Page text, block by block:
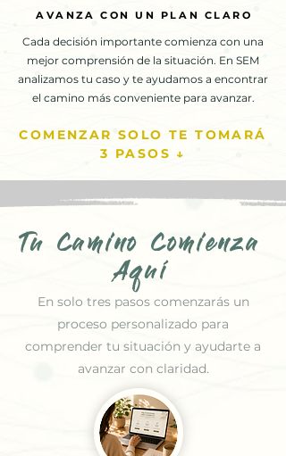
AVANZA CON UN PLAN CLARO
AVANZA CON UN PLAN CLARO
Cada decisión importante comienza con una
mejor comprensión de la situación. En SEM
analizamos tu caso y te ayudamos a encontrar
el camino más conveniente para avanzar.
COMENZAR SOLO TE TOMARÁ
3 PASOS ↓
Tu Camino Comienza
Aquí
En solo tres pasos comenzarás un
proceso personalizado para
comprender tu situación y ayudarte a
avanzar con claridad.